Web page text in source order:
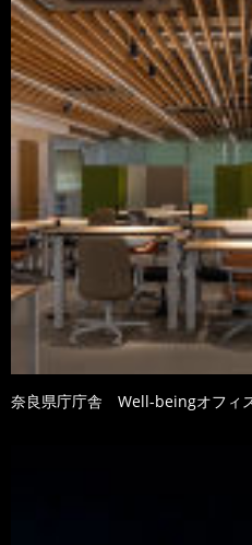
奈良県庁庁舎 Well-beingオフィ